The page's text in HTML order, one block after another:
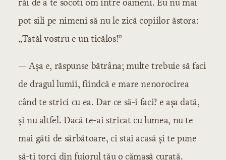
răi de a te socoti om între oameni. Eu nu mai
pot sili pe nimeni să nu le zică copiilor ăstora:
„Tatăl vostru e un ticălos!”
— Așa e, răspunse bătrâna; multe trebuie să faci
de dragul lumii, fiindcă e mare nenorocirea
când te strici cu ea. Dar ce să-i faci? e așa dată,
și nu altfel. Dacă te-ai stricat cu lumea, nu te
mai găti de sărbătoare, ci stai acasă și te pune
să-ți torci din fuiorul tău o cămașă curată.